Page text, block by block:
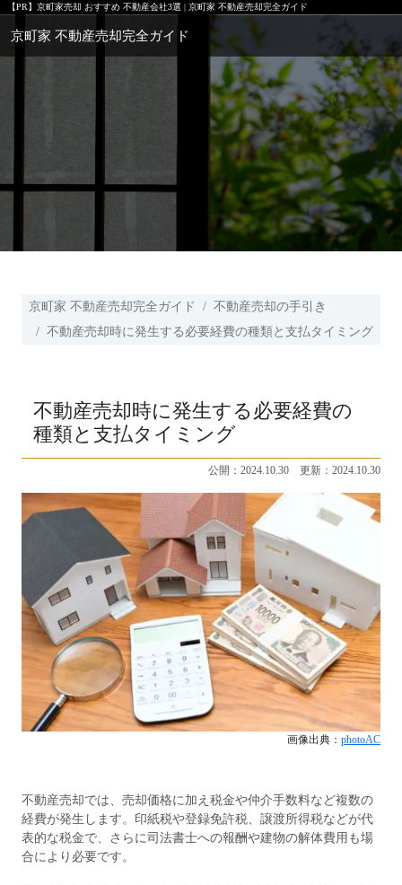
【PR】 京町家売却 おすすめ 不動産会社3選 | 京町家 不動産売却完全ガイド
京町家 不動産売却完全ガイド
京町家 不動産売却完全ガイド
不動産売却の手引き
不動産売却時に発生する必要経費の種類と支払タイミング
不動産売却時に発生する必要経費の
種類と支払タイミング
公開：2024.10.30 更新：2024.10.30
画像出典： photoAC
不動産売却では、売却価格に加え税金や仲介手数料など複数の
経費が発生します。印紙税や登録免許税、譲渡所得税などが代
表的な税金で、さらに司法書士への報酬や建物の解体費用も場
合により必要です。